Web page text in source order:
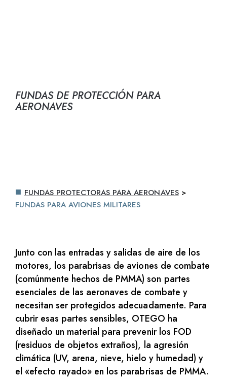
FUNDAS DE PROTECCIÓN PARA
AERONAVES
FUNDAS PROTECTORAS PARA AERONAVES>
FUNDAS PARA AVIONES MILITARES
Junto con las entradas y salidas de aire de los
motores, los parabrisas de aviones de combate
(comúnmente hechos de PMMA) son partes
esenciales de las aeronaves de combate y
necesitan ser protegidos adecuadamente. Para
cubrir esas partes sensibles, OTEGO ha
diseñado un material para prevenir los FOD
(residuos de objetos extraños), la agresión
climática (UV, arena, nieve, hielo y humedad) y
el «efecto rayado» en los parabrisas de PMMA.